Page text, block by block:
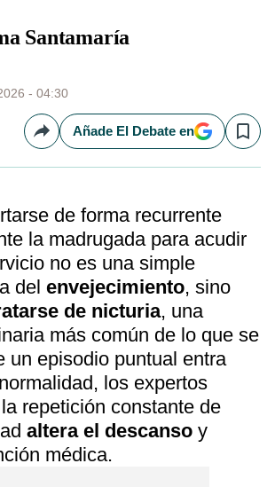
Santamaría
- 04:30
CompartirAñade El Debate en Save
de forma recurrente
la madrugada para acudir
no es una simple
del envejecimiento, sino
de nicturia, una
más común de lo que se
un episodio puntual entra
los expertos
repetición constante de
altera el descanso y
médica.